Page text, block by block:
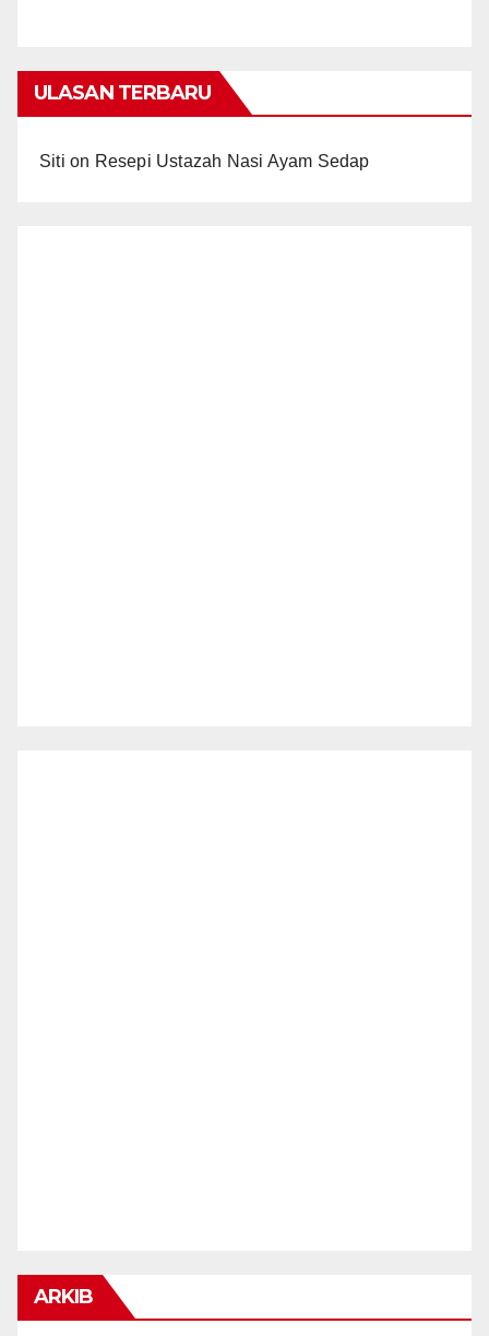
ULASAN TERBARU
Siti on Resepi Ustazah Nasi Ayam Sedap
ARKIB